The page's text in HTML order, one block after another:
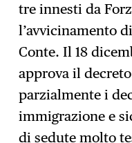
tre innesti da
l’avvicinamento
Conte. Il 18
approva il
parzialmente i
immigrazione e
di sedute molto